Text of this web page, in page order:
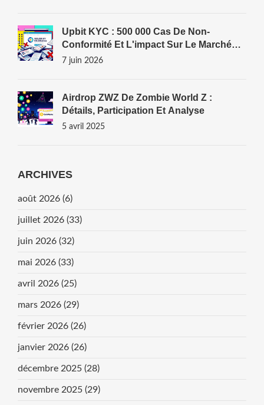
Upbit KYC : 500 000 Cas De Non-
Conformité Et L'impact Sur Le Marché
Crypto Coréen
7 juin 2026
Airdrop ZWZ De Zombie World Z :
Détails, Participation Et Analyse
5 avril 2025
ARCHIVES
août 2026 (6)
juillet 2026 (33)
juin 2026 (32)
mai 2026 (33)
avril 2026 (25)
mars 2026 (29)
février 2026 (26)
janvier 2026 (26)
décembre 2025 (28)
novembre 2025 (29)